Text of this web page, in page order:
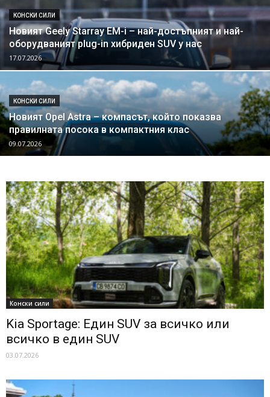
КОНСКИ СИЛИ
Новият Geely Starray EM-i – най-достъпният и най-
оборудваният plug-in хибриден SUV у нас
17.07.2026
КОНСКИ СИЛИ
Новият Opel Astra – компасът, който показва
правилната посока в компактния клас
09.07.2026
Конски сили
Kia Sportage: Един SUV за всичко или
всичко в един SUV
03.07.2026